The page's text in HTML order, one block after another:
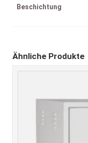
Beschichtung
Ähnliche Produkte